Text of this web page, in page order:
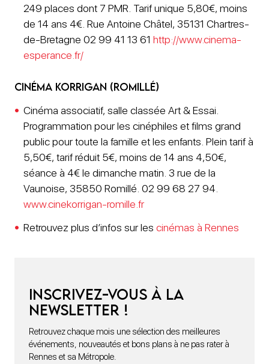
249 places dont 7 PMR. Tarif unique 5,80€, moins
de 14 ans 4€. Rue Antoine Châtel, 35131 Chartres-
de-Bretagne 02 99 41 13 61 http://www.cinema-
esperance.fr/
Cinéma Korrigan (Romillé)
Cinéma associatif, salle classée Art & Essai.
Programmation pour les cinéphiles et films grand
public pour toute la famille et les enfants. Plein tarif à
5,50€, tarif réduit 5€, moins de 14 ans 4,50€,
séance à 4€ le dimanche matin. 3 rue de la
Vaunoise, 35850 Romillé. 02 99 68 27 94.
www.cinekorrigan-romille.fr
Retrouvez plus d’infos sur les cinémas à Rennes
Inscrivez-vous à la
newsletter !
Retrouvez chaque mois une sélection des meilleures
événements, nouveautés et bons plans à ne pas rater à
Rennes et sa Métropole.